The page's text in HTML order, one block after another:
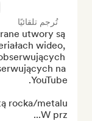
تُرجم تلقائيًا
utwory są
wideo,
na
W prz...